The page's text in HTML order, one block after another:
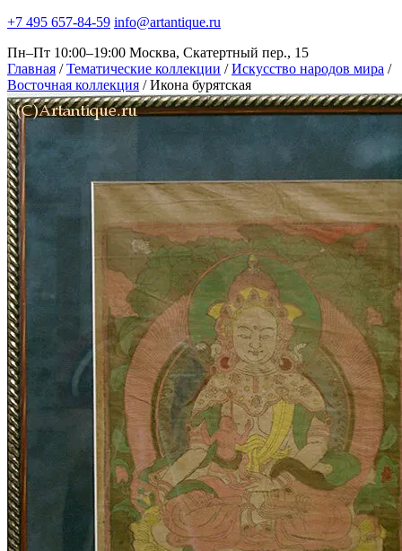
+7 495 657-84-59 info@artantique.ru
Пн–Пт 10:00–19:00 Москва, Скатертный пер., 15
Главная / Тематические коллекции / Искусство народов мира /
Восточная коллекция / Икона бурятская